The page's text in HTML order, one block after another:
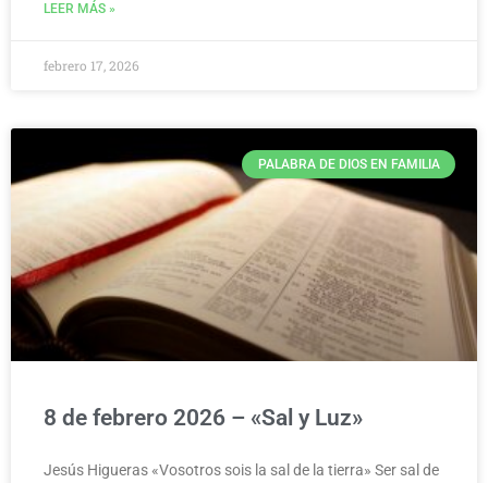
LEER MÁS »
febrero 17, 2026
PALABRA DE DIOS EN FAMILIA
8 de febrero 2026 – «Sal y Luz»
Jesús Higueras «Vosotros sois la sal de la tierra» Ser sal de